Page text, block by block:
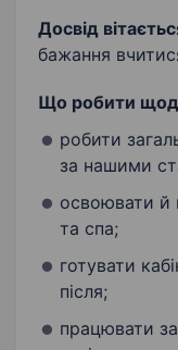
Досвід
бажання
Що робити
робити
за нашими
освоювати й
та спа;
готувати
після;
працювати